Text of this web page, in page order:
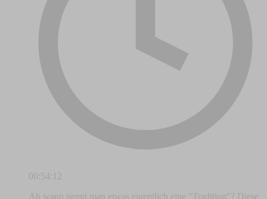
00:54:12
Ab wann nennt man etwas eigentlich eine "Tradition"? Diese